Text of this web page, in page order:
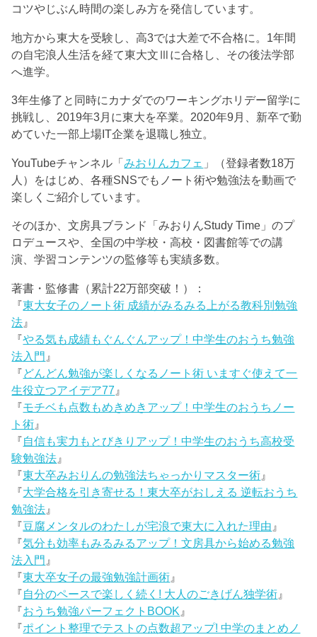
コツやじぶん時間の楽しみ方を発信しています。
地方から東大を受験し、高3では大差で不合格に。1年間
の自宅浪人生活を経て東大文Ⅲに合格し、その後法学部
へ進学。
3年生修了と同時にカナダでのワーキングホリデー留学に
挑戦し、2019年3月に東大を卒業。2020年9月、新卒で勤
めていた一部上場IT企業を退職し独立。
YouTubeチャンネル「みおりんカフェ 」（登録者数18万
人）をはじめ、各種SNSでもノート術や勉強法を動画で
楽しくご紹介しています。
そのほか、文房具ブランド「みおりんStudy Time」のプ
ロデュースや、全国の中学校・高校・図書館等での講
演、学習コンテンツの監修等も実績多数。
著書・監修書（累計22万部突破！）：
『東大女子のノート術 成績がみるみる上がる教科別勉強
法 』
『やる気も成績もぐんぐんアップ！中学生のおうち勉強
法入門 』
『どんどん勉強が楽しくなるノート術 いますぐ使えて一
生役立つアイデア77 』
『モチベも点数もめきめきアップ！中学生のおうちノー
ト術 』
『自信も実力もとびきりアップ！中学生のおうち高校受
験勉強法 』
『東大卒みおりんの勉強法ちゃっかりマスター術 』
『大学合格を引き寄せる！東大卒がおしえる 逆転おうち
勉強法 』
『豆腐メンタルのわたしが宅浪で東大に入れた理由 』
『気分も効率もみるみるアップ！文房具から始める勉強
法入門 』
『東大卒女子の最強勉強計画術 』
『自分のペースで楽しく続く! 大人のごきげん独学術 』
『おうち勉強パーフェクトBOOK 』
『ポイント整理でテストの点数超アップ! 中学のまとめノ